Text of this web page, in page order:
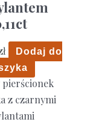
Dodaj do